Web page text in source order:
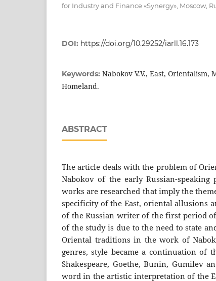
for Industry and Finance «Synergy», Moscow,
DOI: https://doi.org/10.29252/iarll.16.173
Keywords: Nabokov V.V., East, Orientalism,
Homeland.
ABSTRACT
The article deals with the problem of
Nabokov of the early Russian-
works are researched that imply the
specificity of the East, oriental allusions
of the Russian writer of the first period
of the study is due to the need to state
Oriental traditions in the work of
genres, style became a continuation of
Shakespeare, Goethe, Bunin, Gumilеv
word in the artistic interpretation of the